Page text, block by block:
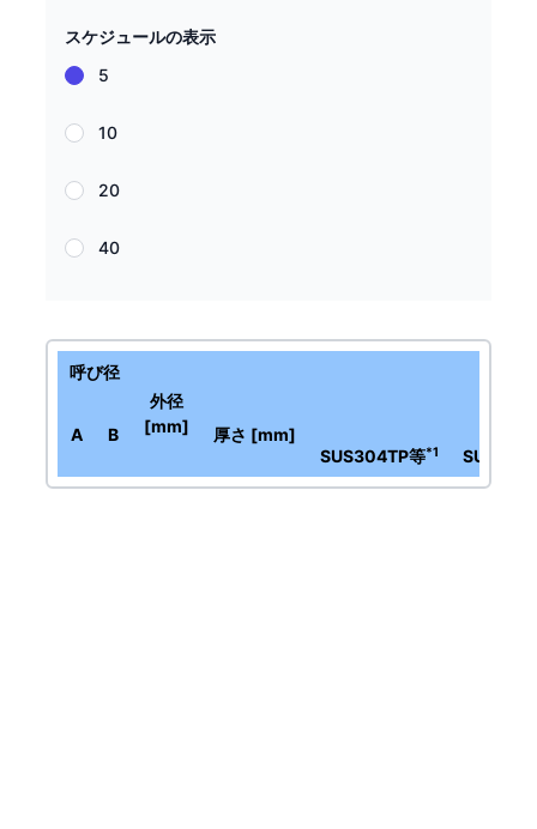
スケジュールの表示
5
10
20
40
呼び径
外径
[mm]
A B
厚さ [mm]
SUS304TP等*1